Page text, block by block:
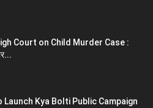
Court on Child Murder Case :
Launch Kya Bolti Public Campaign